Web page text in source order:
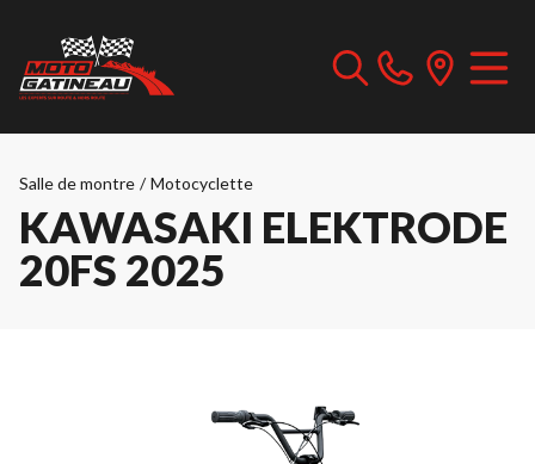
Salle de montre / Motocyclette
KAWASAKI ELEKTRODE
20FS 2025